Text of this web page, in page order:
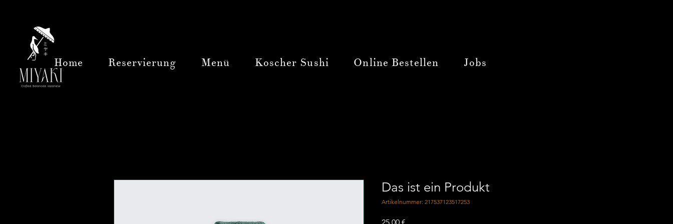
Home Reservierung Menü Koscher Sushi Online Bestellen Jobs
Das ist ein Produkt
Artikelnummer: 217537123517253